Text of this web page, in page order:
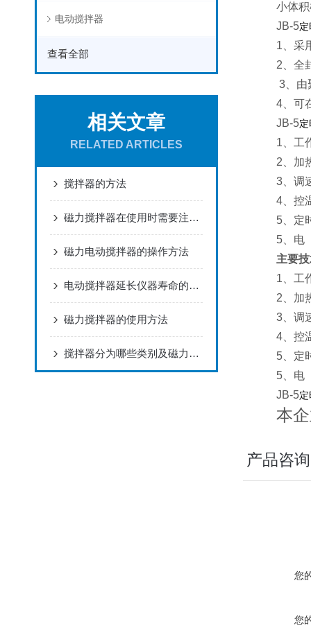
电动搅拌器
查看全部
相关文章
RELATED ARTICLES
搅拌器的方法
磁力搅拌器在使用时需要注意什么？
磁力电动搅拌器的操作方法
电动搅拌器延长仪器寿命的方法
磁力搅拌器的使用方法
搅拌器分为哪些类别及磁力搅拌器的使用注意事项
小体
JB-5
1、采
2、全
3、由
4、可
JB-5
1、工
2、加
3、调
4、控
5、定
5、电
主要
1、工
2、加
3、调
4、控
5、定
5、电
JB-5
本
产品咨询
您
您